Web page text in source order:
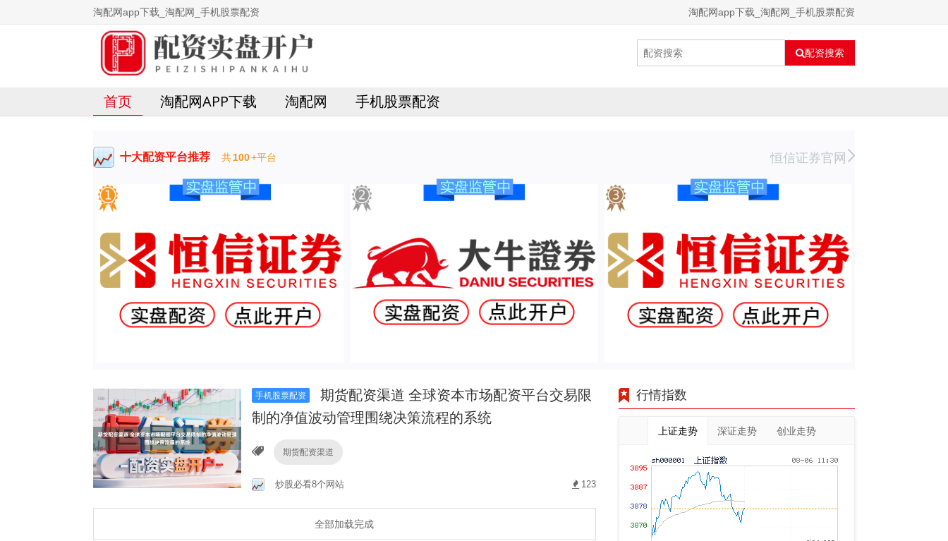
淘配网app下载_淘配网_手机股票配资 淘配网app下载_淘配网_手机股票配资
配资搜索
首页 淘配网APP下载 淘配网 手机股票配资
十大配资平台推荐 共100+平台 恒信证券官网
手机股票配资
期货配资渠道 全球资本市场配资平台交易限
制的净值波动管理围绕决策流程的系统
期货配资渠道
炒股必看8个网站 123
全部加载完成
行情指数
上证走势 深证走势 创业走势